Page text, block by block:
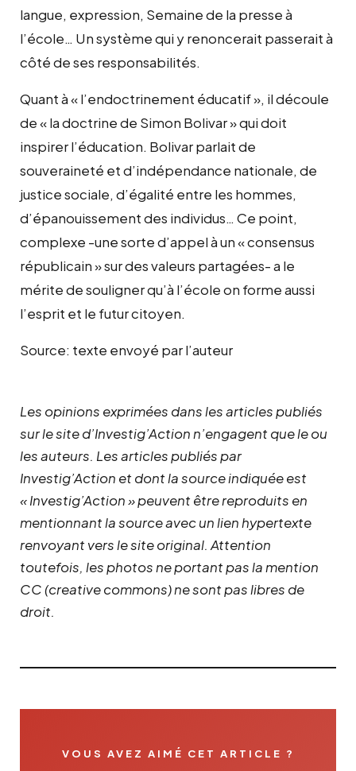
langue, expression, Semaine de la presse à
l’école… Un système qui y renoncerait passerait à
côté de ses responsabilités.
Quant à « l’endoctrinement éducatif », il découle
de « la doctrine de Simon Bolivar » qui doit
inspirer l’éducation. Bolivar parlait de
souveraineté et d’indépendance nationale, de
justice sociale, d’égalité entre les hommes,
d’épanouissement des individus… Ce point,
complexe -une sorte d’appel à un « consensus
républicain » sur des valeurs partagées- a le
mérite de souligner qu’à l’école on forme aussi
l’esprit et le futur citoyen.
Source: texte envoyé par l’auteur
Les opinions exprimées dans les articles publiés
sur le site d’Investig’Action n’engagent que le ou
les auteurs. Les articles publiés par
Investig’Action et dont la source indiquée est
« Investig’Action » peuvent être reproduits en
mentionnant la source avec un lien hypertexte
renvoyant vers le site original. Attention
toutefois, les photos ne portant pas la mention
CC (creative commons) ne sont pas libres de
droit.
VOUS AVEZ AIMÉ CET ARTICLE ?